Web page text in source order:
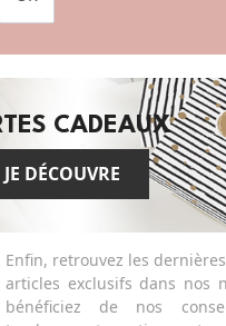
CADEAUX
JE DÉCOUVRE
Enfin, retrouvez les
articles exclusifs dans nos
bénéficiez de nos